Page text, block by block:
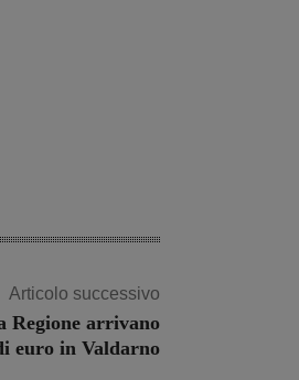
Articolo successivo
Regione arrivano
euro in Valdarno